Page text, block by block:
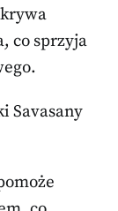
co sprzyja
Savasany